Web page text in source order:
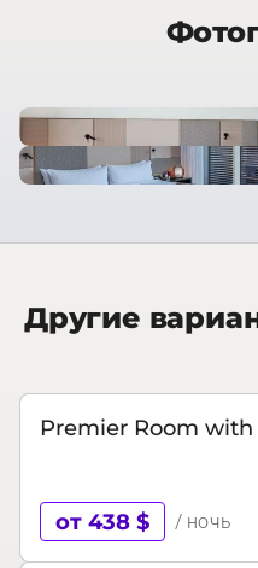
Другие
Premier Room
от 438 $ / ночь